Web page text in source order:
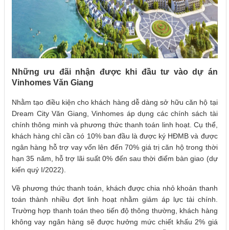
Những ưu đãi nhận được khi đầu tư vào dự án
Vinhomes Văn Giang
Nhằm tạo điều kiện cho khách hàng dễ dàng sở hữu căn hộ tại
Dream City Văn Giang, Vinhomes áp dụng các chính sách tài
chính thông minh và phương thức thanh toán linh hoạt. Cụ thể,
khách hàng chỉ cần có 10% ban đầu là được ký HĐMB và được
ngân hàng hỗ trợ vay vốn lên đến 70% giá trị căn hộ trong thời
hạn 35 năm, hỗ trợ lãi suất 0% đến sau thời điểm bàn giao (dự
kiến quý I/2022).
Về phương thức thanh toán, khách được chia nhỏ khoản thanh
toán thành nhiều đợt linh hoạt nhằm giảm áp lực tài chính.
Trường hợp thanh toán theo tiến độ thông thường, khách hàng
không vay ngân hàng sẽ được hưởng mức chiết khấu 2% giá